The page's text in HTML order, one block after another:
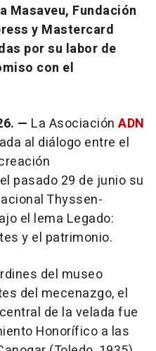
Masaveu, Fundación
y Mastercard
por su labor de
con el
— La AsociaciónADN
al diálogo entre el
pasado 29 de junio su
Thyssen-
el lema Legado:
y el patrimonio.
del museo
del mecenazgo, el
de la velada fue
Honorífico a las